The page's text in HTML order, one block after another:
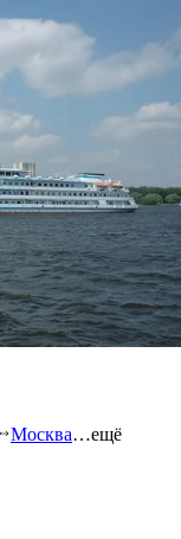
Москва…ещё